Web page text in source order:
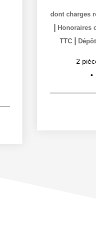
dont charges
Honoraires
TTC
2